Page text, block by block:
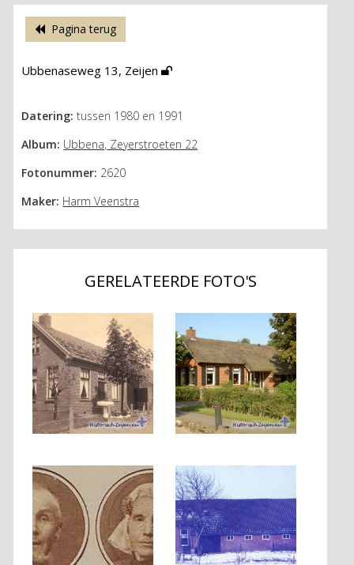
Pagina terug
Ubbenaseweg 13, Zeijen
Datering: tussen 1980 en 1991
Album: Ubbena, Zeyerstroeten 22
Fotonummer: 2620
Maker: Harm Veenstra
GERELATEERDE FOTO'S